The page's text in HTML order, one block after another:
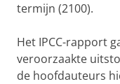
termijn (2100).
Het IPCC-rapport
veroorzaakte
de hoofdauteurs